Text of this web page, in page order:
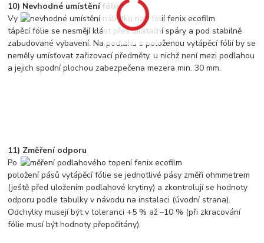
10) Nevhodné umístění fólií
Vy
tápěcí fólie se nesmějí klást přes dilatační spáry a pod stabilně
zabudované vybavení. Na podlahu s položenou vytápěcí fólií by se
neměly umísťovat zařizovací předměty, u nichž není mezi podlahou
a jejich spodní plochou zabezpečena mezera min. 30 mm.
11) Změření odporu
Po
položení pásů vytápěcí fólie se jednotlivé pásy změří ohmmetrem
(ještě před uložením podlahové krytiny) a zkontrolují se hodnoty
odporu podle tabulky v návodu na instalaci (úvodní strana).
Odchylky musejí být v toleranci +5 % až –10 % (při zkracování
fólie musí být hodnoty přepočítány).